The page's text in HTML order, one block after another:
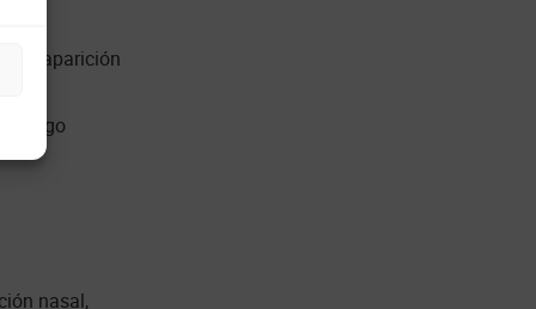
desaparición
riesgo
nasal,